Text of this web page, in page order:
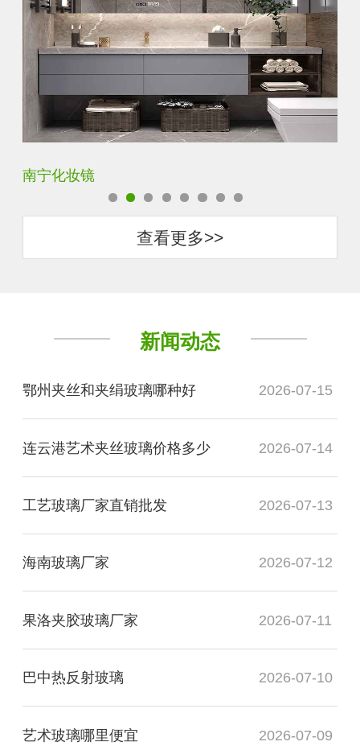
商丘智能卫浴镜
查看更多>>
新闻动态
鄂州夹丝和夹绢玻璃哪种好 2026-07-15
连云港艺术夹丝玻璃价格多少 2026-07-14
工艺玻璃厂家直销批发 2026-07-13
海南玻璃厂家 2026-07-12
果洛夹胶玻璃厂家 2026-07-11
巴中热反射玻璃 2026-07-10
艺术玻璃哪里便宜 2026-07-09